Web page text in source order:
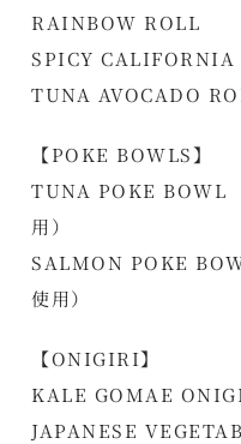
RAINBOW ROLL
SPICY CALIFORNIA
TUNA AVOCADO
【POKE BOWLS】
TUNA POKE BOWL
用）
SALMON POKE
使用）
【ONIGIRI】
KALE GOMAE
JAPANESE